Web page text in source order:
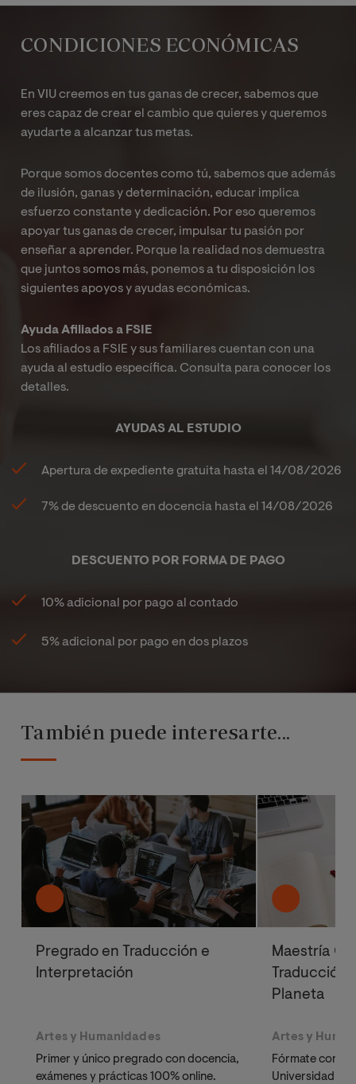
CONDICIONES ECONÓMICAS
En VIU creemos en tus ganas de crecer, sabemos que
eres capaz de crear el cambio que quieres y queremos
ayudarte a alcanzar tus metas.
Porque somos docentes como tú, sabemos que además
de ilusión, ganas y determinación, educar implica
esfuerzo constante y dedicación. Por eso queremos
apoyar tus ganas de crecer, impulsar tu pasión por
enseñar a aprender. Porque la realidad nos demuestra
que juntos somos más, ponemos a tu disposición los
siguientes apoyos y ayudas económicas.
Ayuda Afiliados a FSIE
Los afiliados a FSIE y sus familiares cuentan con una
ayuda al estudio específica. Consulta para conocer los
detalles.
AYUDAS AL ESTUDIO
Apertura de expediente gratuita hasta el 14/08/2026
7%de descuento en docencia hasta el 14/08/2026
DESCUENTO POR FORMA DE PAGO
10% adicional por pago al contado
5% adicional por pago en dos plazos
También puede interesarte...
Pregrado en Traducción e
Interpretación
Artes y Humanidades
Primer y único pregrado con docencia,
exámenes y prácticas 100% online.
Maestría
Traducción
Planeta
Artes y
Fórmate como
Universidad